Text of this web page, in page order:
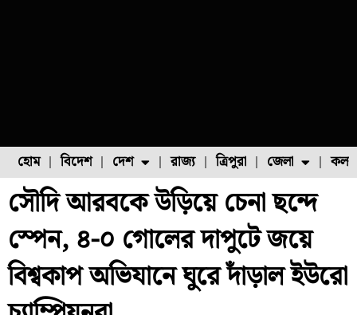
হোম বিদেশ দেশ
ফুল চাষ ফল চাষ মাছ চাষ পোল্ট্রি চাষ
রাজ্য ত্রিপুরা জেলা
উত্তর ২৪ পরগনা
সৌদি আরবকে উড়িয়ে চেনা ছন্দে
স্পেন, ৪-০ গোলের দাপুটে জয়ে
বিশ্বকাপ অভিযানে ঘুরে দাঁড়াল ইউরো